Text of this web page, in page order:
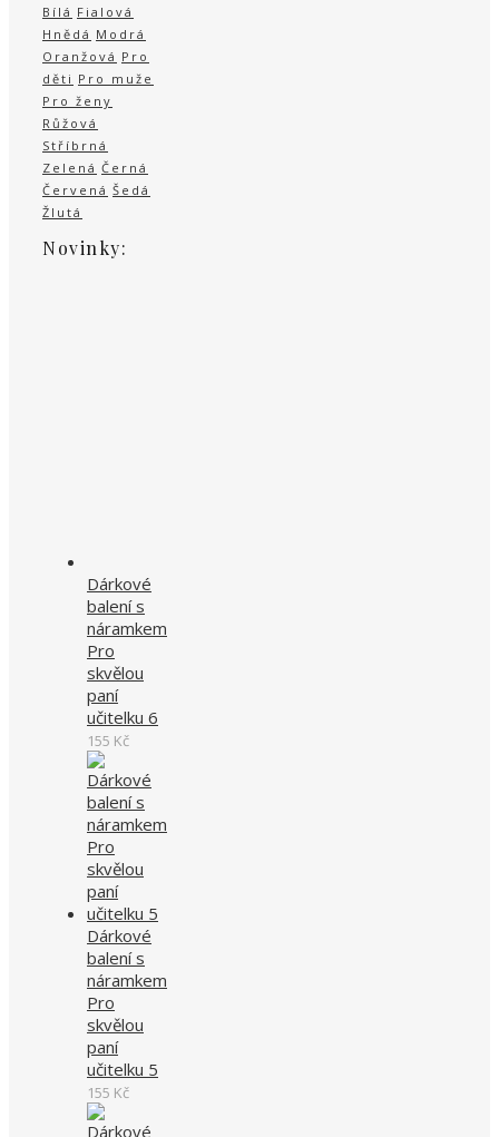
Bílá Fialová
Hnědá Modrá
Oranžová Pro
děti Pro muže
Pro ženy
Růžová
Stříbrná
Zelená Černá
Červená Šedá
Žlutá
Novinky:
Dárkové
balení s
náramkem
Pro
skvělou
paní
učitelku 6
155 Kč
Dárkové
balení s
náramkem
Pro
skvělou
paní
učitelku 5
155 Kč